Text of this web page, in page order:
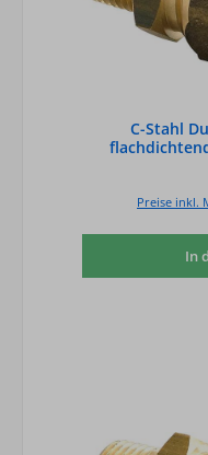
C-Stahl
Preise inkl.
In